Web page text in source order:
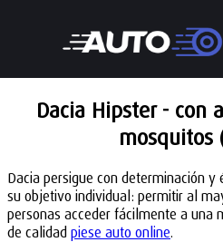
Dacia Hipster - con
mosquitos
Dacia persigue con determinación y
su objetivo individual: permitir al
personas acceder fácilmente a una
de calidad piese auto online.